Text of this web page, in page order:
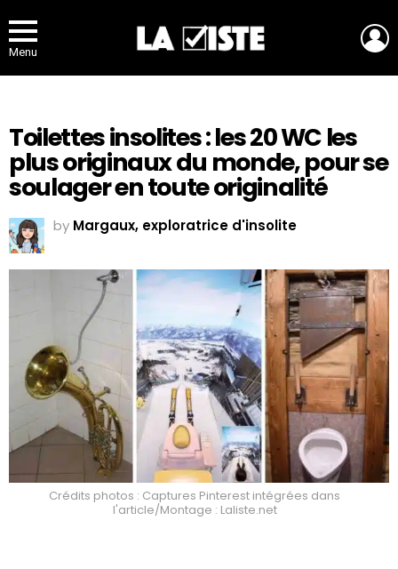
Menu
Toilettes insolites : les 20 WC les
plus originaux du monde, pour se
soulager en toute originalité
by Margaux, exploratrice d'insolite
Crédits photos : Captures Pinterest intégrées dans
l'article/Montage : Laliste.net